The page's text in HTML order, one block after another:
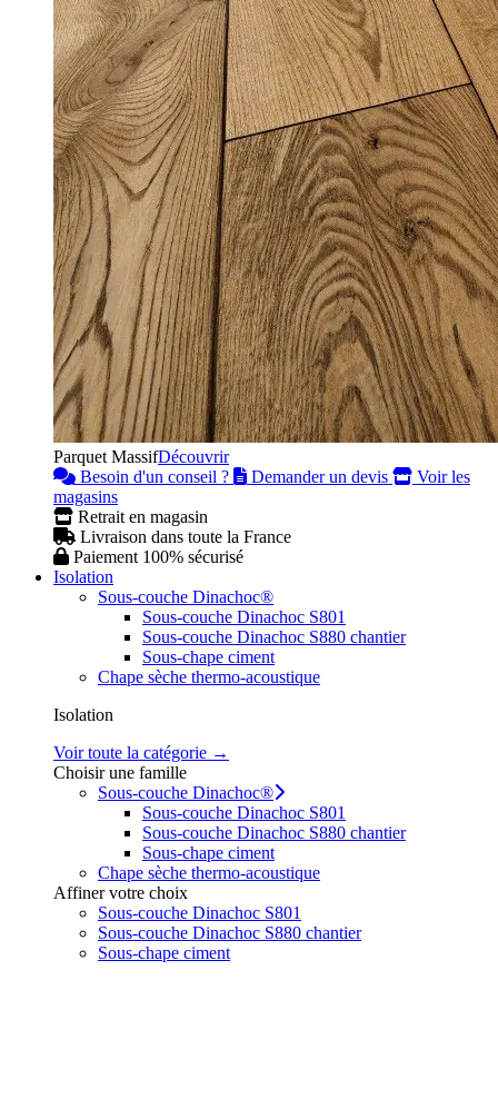
Parquet MassifDécouvrir
Besoin d'un conseil ?
Demander un devis
Voir les
magasins
Retrait en magasin
Livraison dans toute la France
Paiement 100% sécurisé
Isolation
Sous-couche Dinachoc®
Sous-couche Dinachoc S801
Sous-couche Dinachoc S880 chantier
Sous-chape ciment
Chape sèche thermo-acoustique
Isolation
Voir toute la catégorie →
Choisir une famille
Sous-couche Dinachoc®
Sous-couche Dinachoc S801
Sous-couche Dinachoc S880 chantier
Sous-chape ciment
Chape sèche thermo-acoustique
Affiner votre choix
Sous-couche Dinachoc S801
Sous-couche Dinachoc S880 chantier
Sous-chape ciment